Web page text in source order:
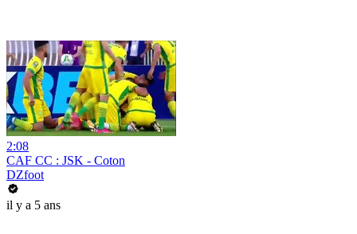
2:08
CAF CC : JSK - Coton
DZfoot
il y a 5 ans